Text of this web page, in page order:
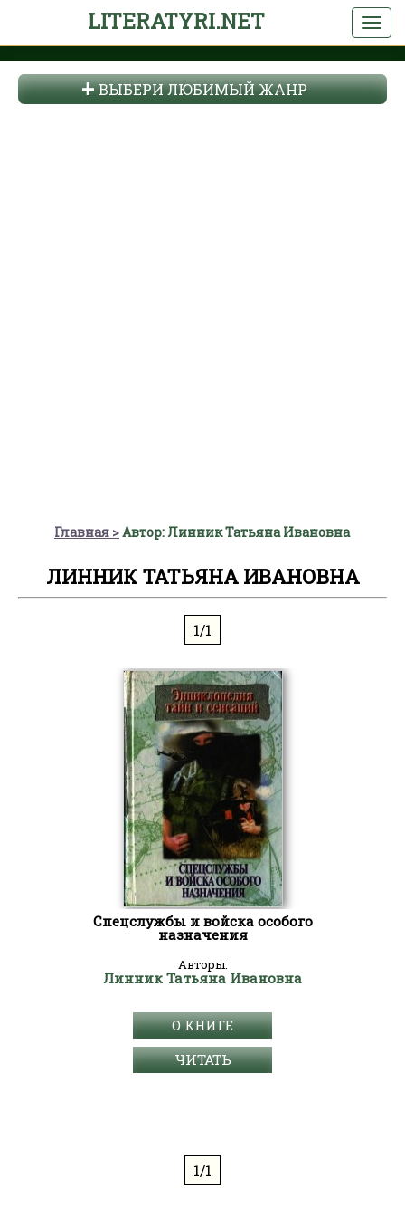
LITERATYRI.NET
ВЫБЕРИ ЛЮБИМЫЙ ЖАНР
Главная Автор: Линник Татьяна Ивановна
ЛИННИК ТАТЬЯНА ИВАНОВНА
1/1
Спецслужбы и войска особого
назначения
Авторы:
Линник Татьяна Ивановна
О КНИГЕ
ЧИТАТЬ
1/1